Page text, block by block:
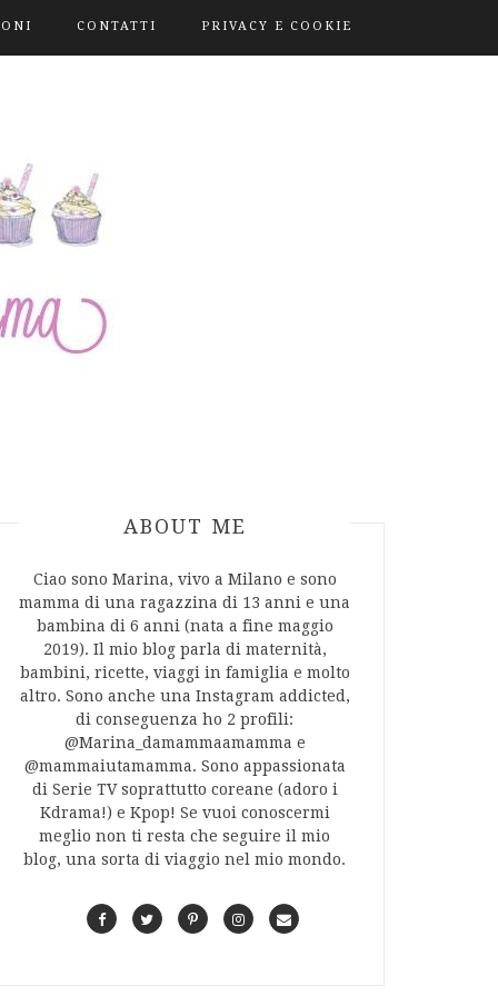
CONTATTI PRIVACY E COOKIE
ABOUT AUTHOR
ABOUT ME
Ciao sono Marina, vivo a Milano e sono
mamma di una ragazzina di 13 anni e una
bambina di 6 anni (nata a fine maggio
2019). Il mio blog parla di maternità,
bambini, ricette, viaggi in famiglia e molto
altro. Sono anche una Instagram addicted,
di conseguenza ho 2 profili:
@Marina_damammaamamma e
@mammaiutamamma. Sono appassionata
di Serie TV soprattutto coreane (adoro i
Kdrama!) e Kpop! Se vuoi conoscermi
meglio non ti resta che seguire il mio
blog, una sorta di viaggio nel mio mondo.
F
T
P
I
C